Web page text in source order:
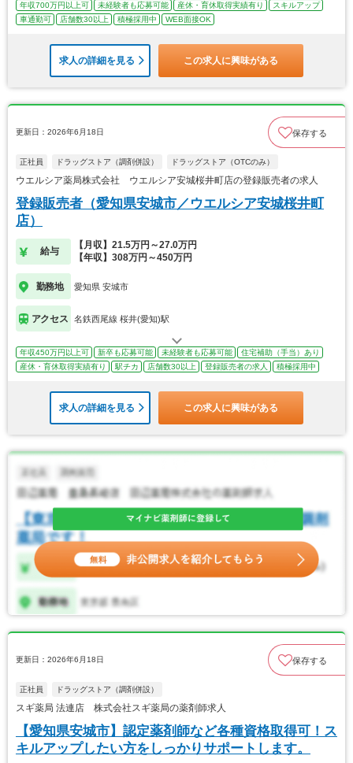
年収700万円以上可 未経験者も応募可能 産休・育休取得実績有り
スキルアップ
車通勤可
店舗数30以上 積極採用中 WEB面接OK
求人の詳細を見る この求人に興味がある
更新日：2026年6月18日 保存する
正社員 ドラッグストア（調剤併設） ドラッグストア（OTCのみ）
ウエルシア薬局株式会社 ウエルシア安城桜井町店の登録販売者の求人
登録販売者（愛知県安城市／ウエルシア安城桜井町
店）
給与
【月収】21.5万円～27.0万円
【年収】308万円～450万円
勤務地 愛知県 安城市
アクセス 名鉄西尾線 桜井(愛知)駅
年収450万円以上可 新卒も応募可能 未経験者も応募可能
住宅補助（手当）あり
産休・育休取得実績有り
駅チカ 店舗数30以上 登録販売者の求人 積極採用中
求人の詳細を見る この求人に興味がある
更新日：2026年6月18日 保存する
正社員 ドラッグストア（調剤併設）
スギ薬局 法連店 株式会社スギ薬局の薬剤師求人
【愛知県安城市】認定薬剤師など各種資格取得可！ス
キルアップしたい方をしっかりサポートします。